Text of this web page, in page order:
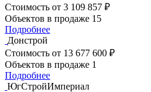
Стоимость от 3 109 857 ₽
Объектов в продаже 15
Подробнее
Донстрой
Стоимость от 13 677 600 ₽
Объектов в продаже 1
Подробнее
ЮгСтройИмпериал